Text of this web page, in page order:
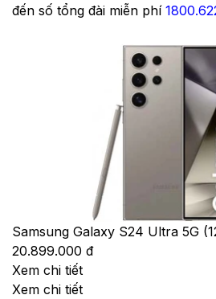
đến số tổng đài miễn phí
Samsung Galaxy S24 Ultra 5G
20.899.000 đ
Xem chi tiết
Xem chi tiết